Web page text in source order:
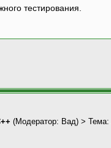
тестирования.
(Модератор: Вад) > Тема: